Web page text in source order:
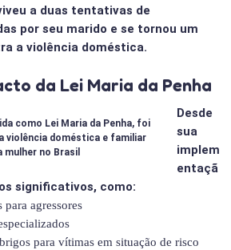
a duas tentativas de
por seu marido e se tornou um
a violência doméstica.
da Lei Maria da Penha
como Lei Maria da Penha, foi
violência doméstica e familiar
mulher no Brasil
Desde
sua
implem
entaçã
significativos, como:
agressores
para vítimas em situação de risco